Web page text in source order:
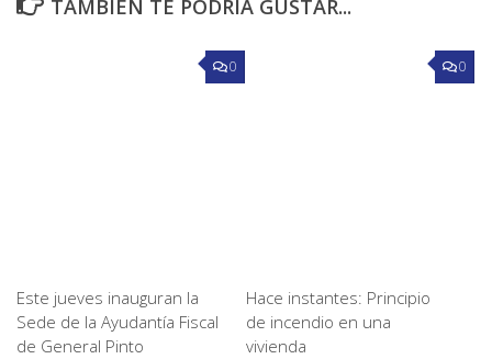
TAMBIÉN TE PODRÍA GUSTAR...
0
Este jueves inauguran la
Sede de la Ayudantía Fiscal
de General Pinto
0
Hace instantes: Principio
de incendio en una
vivienda